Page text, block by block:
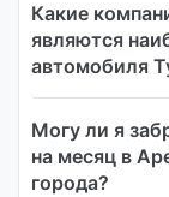
Какие
являются
автомобиля
Могу ли я
на месяц в
города?